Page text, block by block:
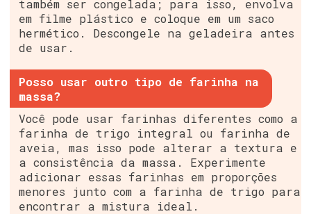
também ser congelada; para isso, envolva
em filme plástico e coloque em um saco
hermético. Descongele na geladeira antes
de usar.
Posso usar outro tipo de farinha na
massa?
Você pode usar farinhas diferentes como a
farinha de trigo integral ou farinha de
aveia, mas isso pode alterar a textura e
a consistência da massa. Experimente
adicionar essas farinhas em proporções
menores junto com a farinha de trigo para
encontrar a mistura ideal.